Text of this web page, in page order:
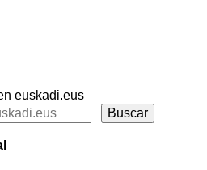
euskadi.eus